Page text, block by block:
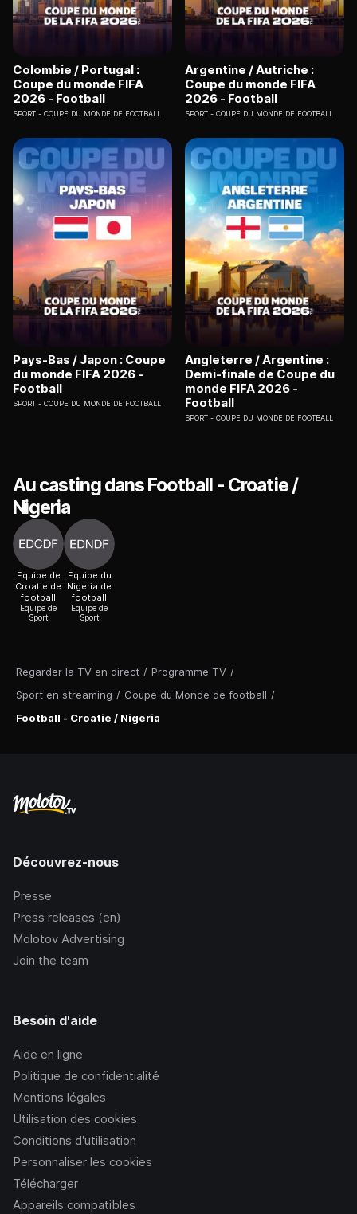
Regarder la TV en direct / Programme TV /
Sport en streaming / Coupe du Monde de football /
Football - Croatie / Nigeria
Colombie / Portugal :
Coupe du monde FIFA
2026 - Football
SPORT COUPE DU MONDE DE FOOTBALL
Argentine / Autriche :
Coupe du monde FIFA
2026 - Football
SPORT COUPE DU MONDE DE FOOTBALL
Pays-Bas / Japon : Coupe
du monde FIFA 2026 -
Football
SPORT COUPE DU MONDE DE FOOTBALL
Angleterre / Argentine :
Demi-finale de Coupe du
monde FIFA 2026 -
Football
SPORT COUPE DU MONDE DE FOOTBALL
Au casting dans Football - Croatie /
Nigeria
Equipe de
Croatie de
football
Equipe de
Sport
Equipe du
Nigeria de
football
Equipe de
Sport
Découvrez-nous
Presse
Press releases (en)
Molotov Advertising
Join the team
Besoin d'aide
Aide en ligne
Politique de confidentialité
Mentions légales
Utilisation des cookies
Conditions d’utilisation
Personnaliser les cookies
Télécharger
Appareils compatibles